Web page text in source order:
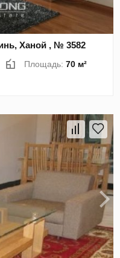
Ханой , № 3582
Площадь:70 м²